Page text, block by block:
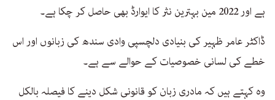
ہے اور 2022 مین بہترین نثر کا ایوارڈ بھی حاصل کر چکا ہے۔
ڈاکٹر عامر ظہیر کی بنیادی دلچسپی وادی سندھ کی زبانوں اور اس
خطے کی لسانی خصوصیات کے حوالے سے ہے۔
وہ کہتے ہیں کہ مادری زبان کو قانونی شکل دینے کا فیصلہ بالکل